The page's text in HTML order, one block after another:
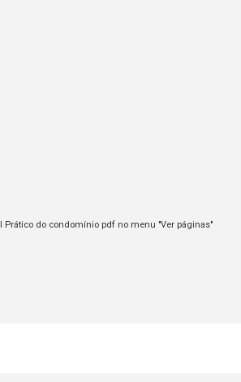
do condomínio pdf no menu "Ver páginas"